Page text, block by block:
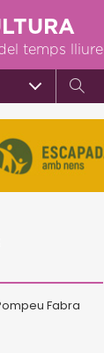
temps lliure
Fabra